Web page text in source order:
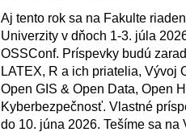
Aj tento rok sa na Fakulte
Univerzity v dňoch 1-3. júla
OSSConf. Príspevky budú
LATEX, R a ich priatelia, Vývoj
Open GIS & Open Data, Open
Kyberbezpečnosť. Vlastné
do 10. júna 2026. Tešíme sa na